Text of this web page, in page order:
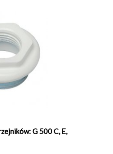
G 500 C, E,